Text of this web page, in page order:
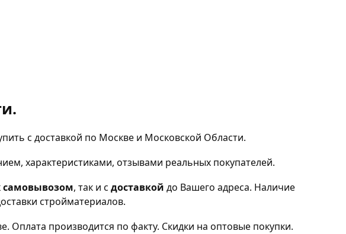
с доставкой по Москве и Московской Области.
характеристиками, отзывами реальных покупателей.
самовывозом, так и с доставкой до Вашего адреса. Наличие
стройматериалов.
производится по факту. Скидки на оптовые покупки.